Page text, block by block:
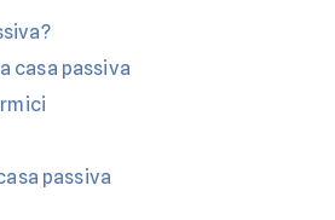
casa passiva
passiva